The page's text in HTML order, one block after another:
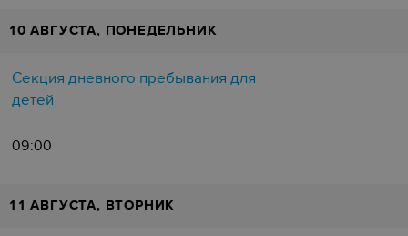
10 АВГУСТА, ПОНЕДЕЛЬНИК
Секция дневного пребывания для
детей
09:00
11 АВГУСТА, ВТОРНИК